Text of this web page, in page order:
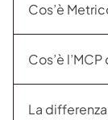
Cos’è
Cos’è
La